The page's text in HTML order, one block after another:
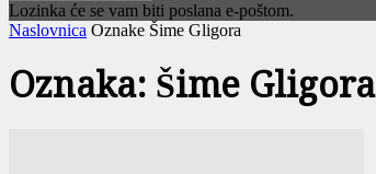
Lozinka će se vam biti poslana e-poštom.
Naslovnica Oznake Šime Gligora
Oznaka: Šime Gligora